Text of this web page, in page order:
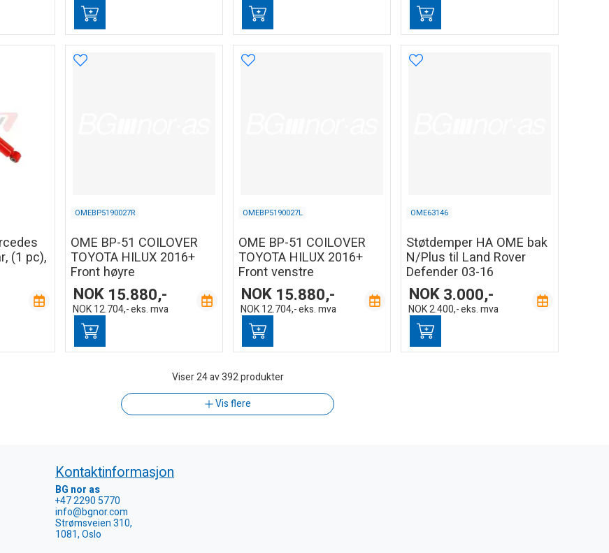
(1 pc),
OMEBP5190027R
OME BP-51 COILOVER
TOYOTA HILUX 2016+
Front høyre
NOK 15.880,-
NOK 12.704,-eks. mva
OMEBP5190027L
OME BP-51 COILOVER
TOYOTA HILUX 2016+
Front venstre
NOK 15.880,-
NOK 12.704,-eks. mva
OME63146
Støtdemper HA OME bak
N/Plus til Land Rover
Defender 03-16
NOK3.000,-
NOK2.400,-eks. mva
Viser24av 392 produkter
Vis flere
Kontaktinformasjon
BG nor as
+47 2290 5770
info@bgnor.com
Strømsveien 310,
1081, Oslo